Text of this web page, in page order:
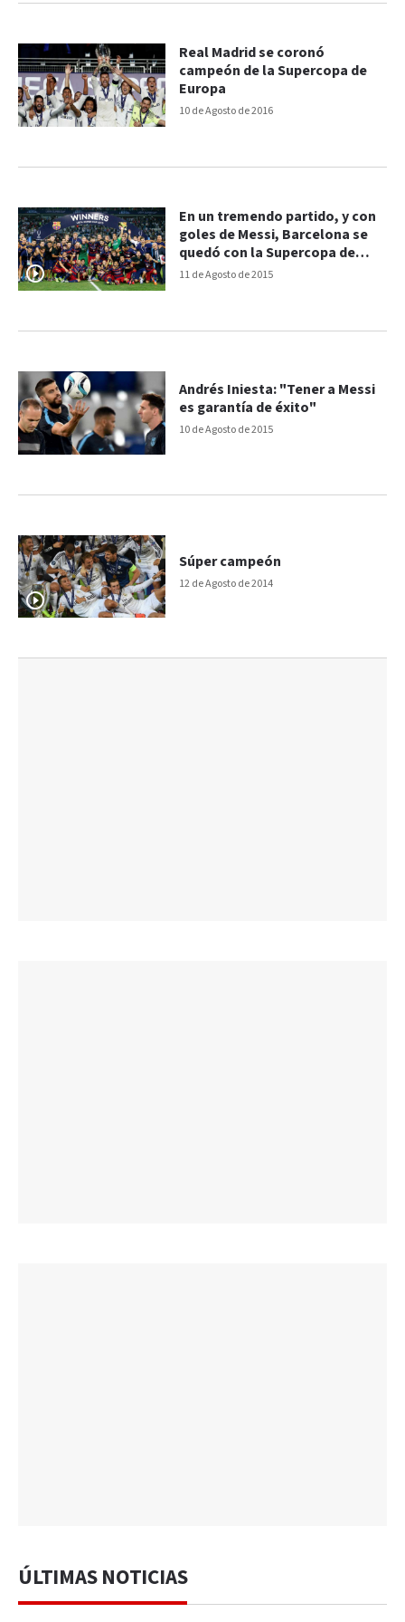
10 de Agosto de 2016
Real Madrid se coronó
campeón de la Supercopa de
Europa
11 de Agosto de 2015
En un tremendo partido, y con
goles de Messi, Barcelona se
quedó con la Supercopa de
Europa
10 de Agosto de 2015
Andrés Iniesta: "Tener a Messi
es garantía de éxito"
12 de Agosto de 2014
Súper campeón
ÚLTIMAS NOTICIAS